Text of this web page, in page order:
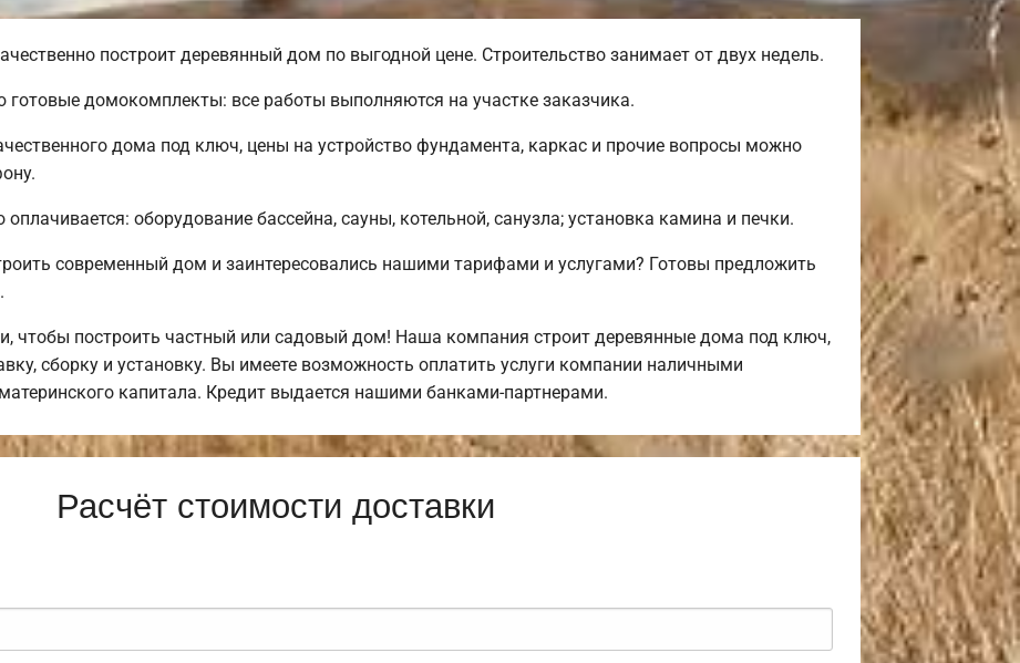
построит деревянный дом по выгодной цене. Строительство занимает от двух недель.
домокомплекты: все работы выполняются на участке заказчика.
дома под ключ, цены на устройство фундамента, каркас и прочие вопросы можно
оборудование бассейна, сауны, котельной, санузла; установка камина и печки.
современный дом и заинтересовались нашими тарифами и услугами? Готовы предложить
чтобы построить частный или садовый дом! Наша компания строит деревянные дома под ключ,
сборку и установку. Вы имеете возможность оплатить услуги компании наличными
капитала. Кредит выдается нашими банками-партнерами.
Расчёт стоимости доставки